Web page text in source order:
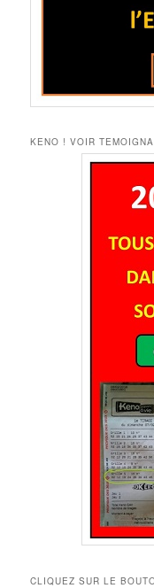
KENO ! VOIR
CLIQUEZ SUR LE